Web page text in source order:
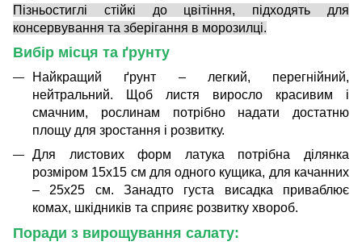
Пізньостиглі стійкі до цвітіння, підходять для
консервування та зберігання в морозилці.
Вибір місця та ґрунту
Найкращий ґрунт – легкий, перегнійний,
нейтральний. Щоб листя виросло красивим і
смачним, рослинам потрібно надати достатню
площу для зростання і розвитку.
Для листових форм латука потрібна ділянка
розміром 15х15 см для одного кущика, для качанних
– 25х25 см. Занадто густа висадка приваблює
комах, шкідників та сприяє розвитку хвороб.
Поради з вирощування салату: